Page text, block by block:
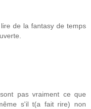
de la fantasy de temps
pas vraiment ce que
s'il t(a fait rire) non